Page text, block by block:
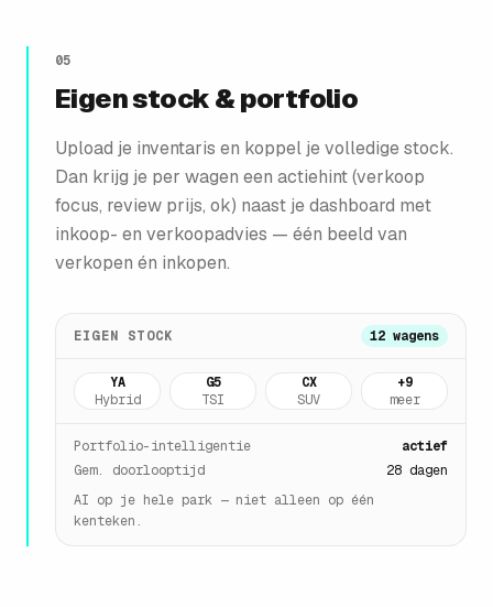
05
Eigen stock & portfolio
Upload je inventaris en koppel je volledige stock.
Dan krijg je per wagen een actiehint (verkoop
focus, review prijs, ok) naast je dashboard met
inkoop- en verkoopadvies — één beeld van
verkopen én inkopen.
EIGEN STOCK 12 wagens
YA
Hybrid
G5
TSI
CX
SUV
+9
meer
Portfolio-intelligentie
actief
Gem. doorlooptijd
28 dagen
AI op je hele park — niet alleen op één
kenteken.